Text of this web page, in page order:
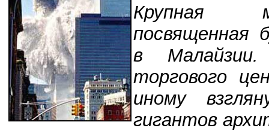
Крупная
посвященная
в
торгового
иному
гигантов